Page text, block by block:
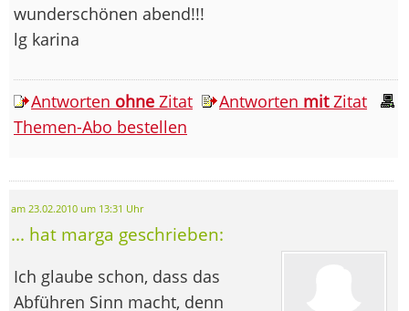
wunderschönen abend!!!
lg karina
Antworten ohne Zitat Antworten mitZitat
Themen-Abo bestellen
am 23.02.2010 um 13:31 Uhr
... hat marga geschrieben:
Ich glaube schon, dass das
Abführen Sinn macht, denn